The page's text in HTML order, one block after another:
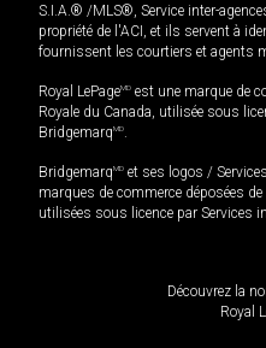
S.I.A.® /MLS®, Service inter-
propriété de l'ACI, et ils servent à
fournissent les courtiers et agents
Royal LePageMD est une marque de
Royale du Canada, utilisée sous
BridgemarqMD
BridgemarqMD et ses logos /
marques de commerce déposées
utilisées sous licence par Services
Découvrez la
Royal